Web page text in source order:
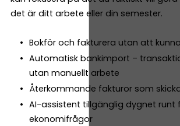
det är ditt arbete eller din semester.
Bokför och fakturera utan att
Automatisk bankimport –
utan manuellt arbete
Återkommande fakturor som
AI-assistent tillgänglig dygnet runt
ekonomifrågor